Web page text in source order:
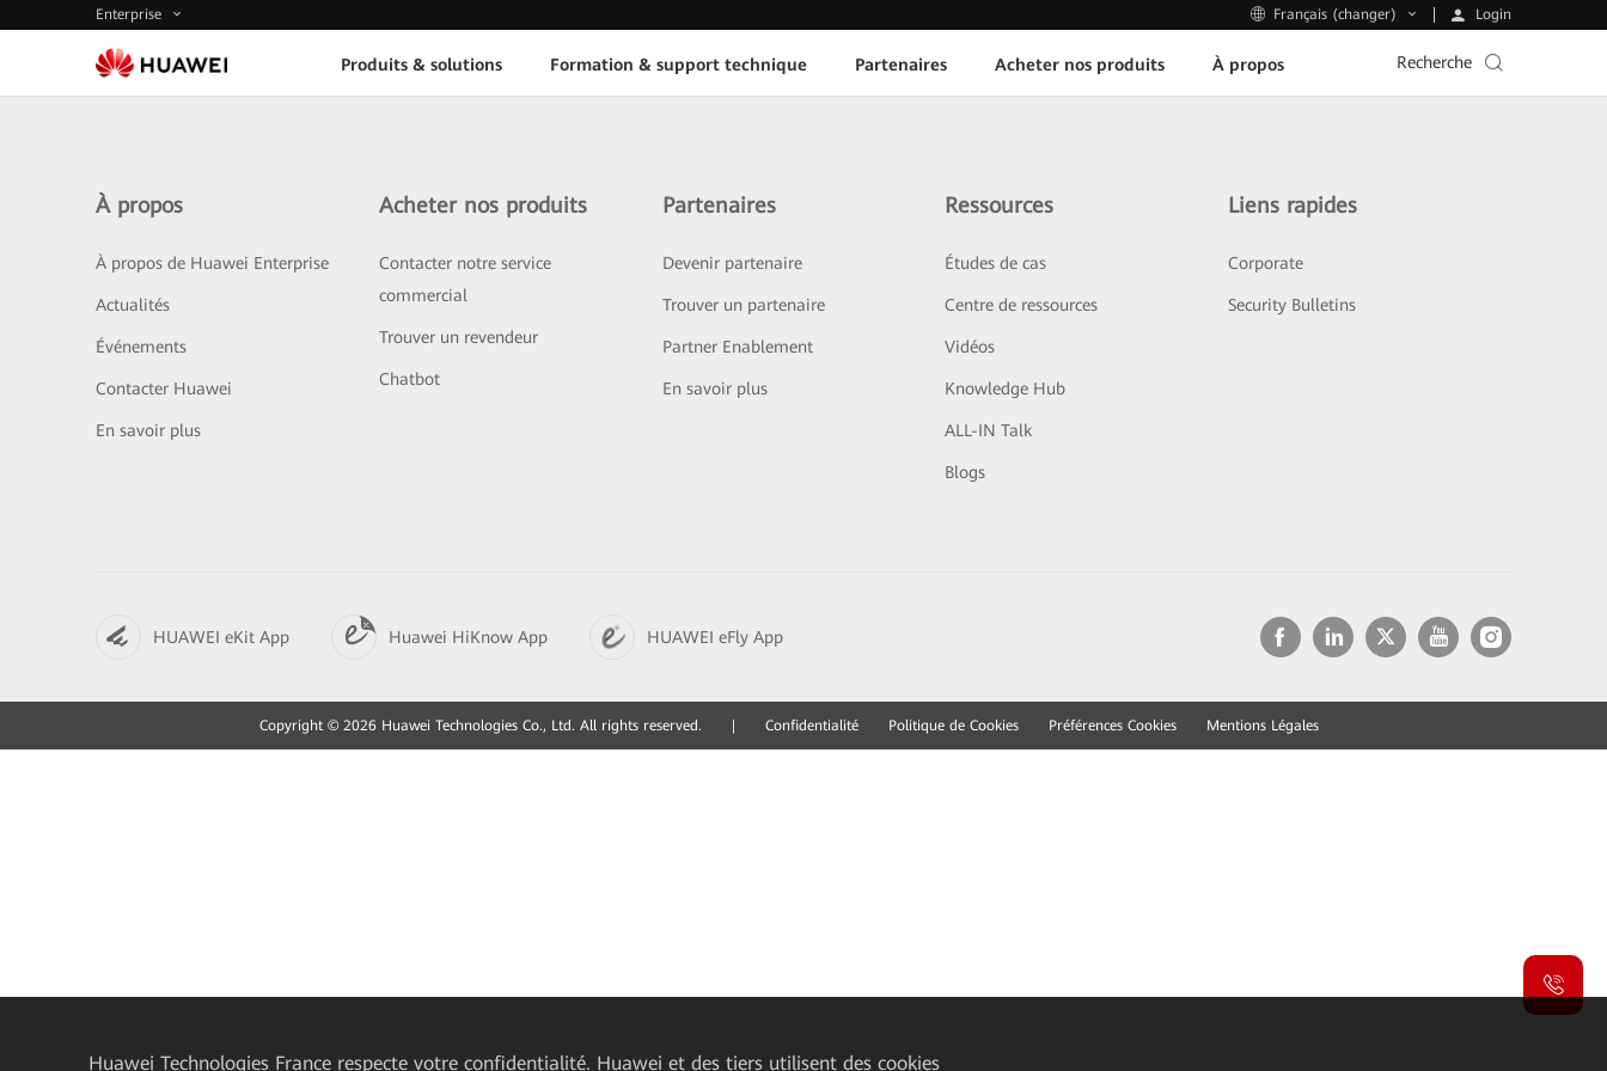
Enterprise Français (changer) Login
Produits & solutions Formation & support technique Partenaires Acheter nos produits À propos Recherche
À propos
À propos de Huawei Enterprise
Actualités
Événements
Contacter Huawei
En savoir plus
Acheter nos produits
Contacter notre service
commercial
Trouver un revendeur
Chatbot
Partenaires
Devenir partenaire
Trouver un partenaire
Partner Enablement
En savoir plus
Ressources
Études de cas
Centre de ressources
Vidéos
Knowledge Hub
ALL-IN Talk
Blogs
Liens rapides
Corporate
Security Bulletins
HUAWEI eKit App Huawei HiKnow App HUAWEI eFly App
Copyright © 2026 Huawei Technologies Co., Ltd. All rights reserved. Confidentialité Politique de Cookies Préférences Cookies Mentions Légales
Huawei Technologies Francerespecte votre confidentialité. Huawei et des tiers utilisent des cookies